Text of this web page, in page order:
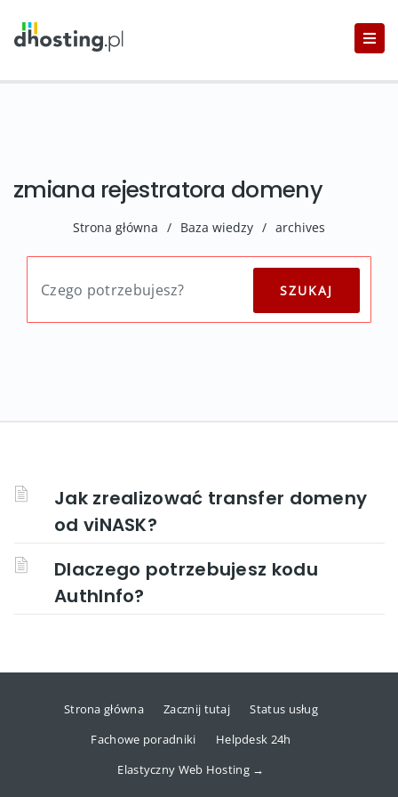
zmiana rejestratora domeny
Strona główna / Baza wiedzy / archives
Jak zrealizować transfer domeny
od viNASK?
Dlaczego potrzebujesz kodu
AuthInfo?
Strona główna Zacznij tutaj
Status usług
Fachowe poradniki
Helpdesk 24h
Elastyczny Web Hosting →